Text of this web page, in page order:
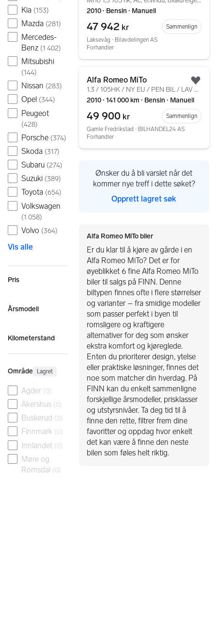
Kia (153)
Mazda (281)
Mercedes-
Benz (1 402)
Mitsubishi
(144)
Nissan (283)
Opel (344)
Peugeot
(428)
Porsche (374)
Skoda (317)
Subaru (274)
Suzuki (389)
Toyota (654)
Volkswagen
(1 058)
Volvo (364)
Vis alle
Pris
Årsmodell
Kilometerstand
Område Lagret
Agder (0)
Akershus (0)
Buskerud (0)
Finnmark (0)
Innlandet (0)
Møre og
Romsdal (0)
2010 ∙ Bensin ∙ Manuell
47 942 kr
Sammenlign
Laksevåg ∙ Bilavdelingen AS
Forhandler
Alfa Romeo MiTo
1.3 / 105HK / NY EU / PEN BIL / LAV KM
2010 ∙ 141 000 km ∙ Bensin ∙ Manuell
49 900 kr
Sammenlign
Gamle Fredrikstad ∙ BILHANDEL24 AS
Forhandler
Ønsker du å bli varslet når det
kommer nye treff i dette søket?
Opprett lagret søk
Alfa Romeo MiTo biler
Er du klar til å kjøre av gårde i en
Alfa Romeo MiTo? Det er for
øyeblikket 6 fine Alfa Romeo MiTo
biler til salgs på FINN. Denne
biltypen finnes ofte i flere størrelser
og varianter – fra smidige modeller
som passer perfekt i byen til
romsligere og kraftigere
alternativer for deg som ønsker
ekstra komfort og kjøreglede.
Enten du prioriterer design, ytelse
eller praktiske løsninger, finnes det
noe som matcher din hverdag. På
FINN kan du enkelt sammenligne
forskjellige årsmodeller, prisklasser
og utstyrsnivåer. Ta deg tid til å
finne den rette, filtrer frem dine
favoritter og oppdag hvor enkelt
det kan være å finne den neste
bilen som føles helt riktig.